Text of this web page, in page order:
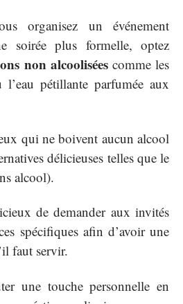
organisez un événement
soirée plus formelle, optez
non alcooliséescomme les
pétillante parfumée aux
qui ne boivent aucun alcool
délicieuses telles que le
alcool).
de demander aux invités
spécifiques afin d’avoir une
faut servir.
une touche personnelle en